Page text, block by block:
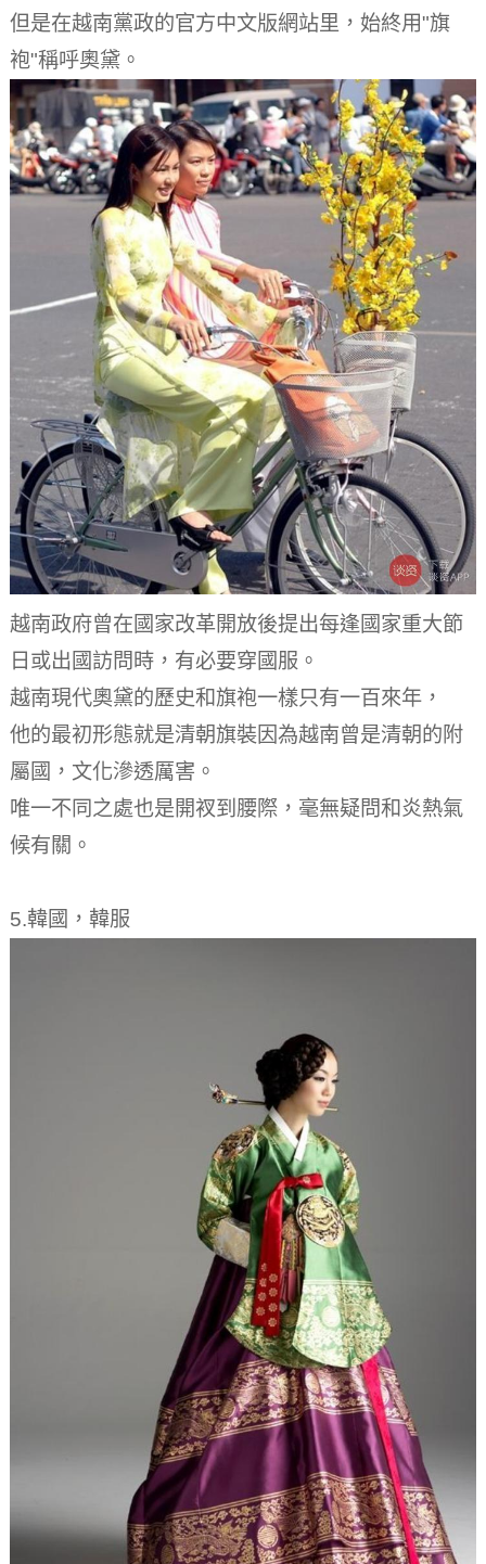
但是在越南黨政的官方中文版網站里，始終用"旗
袍"稱呼奧黛。
越南政府曾在國家改革開放後提出每逢國家重大節
日或出國訪問時，有必要穿國服。
越南現代奧黛的歷史和旗袍一樣只有一百來年，
他的最初形態就是清朝旗裝因為越南曾是清朝的附
屬國，文化滲透厲害。
唯一不同之處也是開衩到腰際，毫無疑問和炎熱氣
候有關。
5.韓國，韓服